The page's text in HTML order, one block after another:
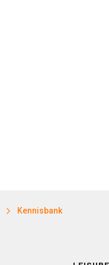
Kennisbank